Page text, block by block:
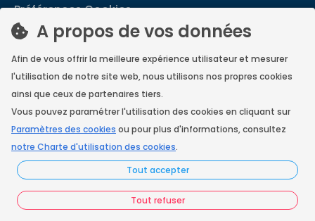
A propos de vos données
Afin de vous offrir la meilleure expérience utilisateur et mesurer
l'utilisation de notre site web, nous utilisons nos propres cookies
ainsi que ceux de partenaires tiers.
Vous pouvez paramétrer l'utilisation des cookies en cliquant sur
Paramètres des cookies ou pour plus d'informations, consultez
notre Charte d'utilisation des cookies.
Tout accepter
Tout refuser
Préférences Cookies
Vous êtes un ramoneur ?
Contactez-nous
A propos de Neoloop
France Ramonage
Copyright © 2026